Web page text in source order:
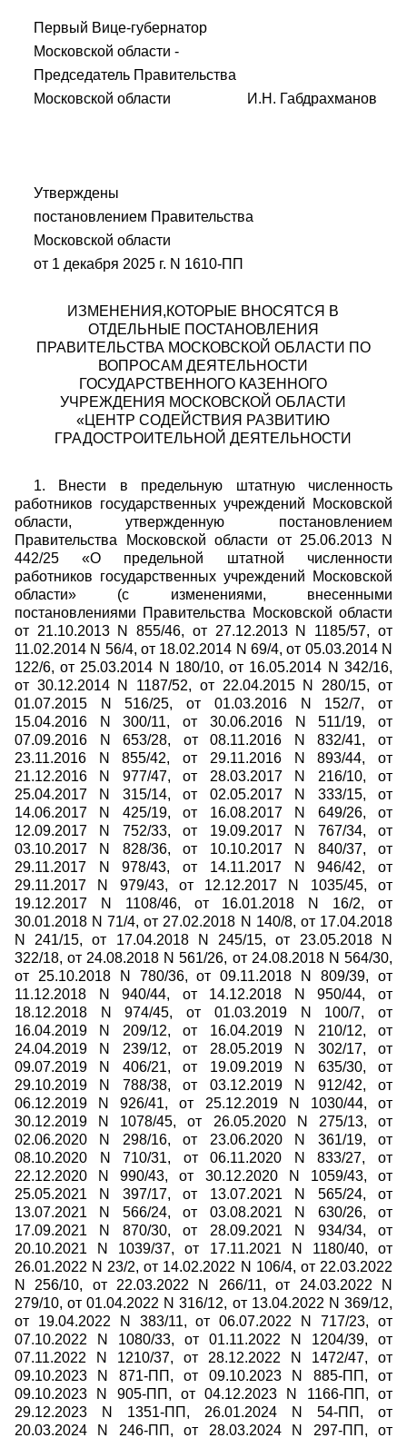
Первый Вице-губернатор
Московской области -
Председатель Правительства
Московской области И.Н. Габдрахманов
Утверждены
постановлением Правительства
Московской области
от 1 декабря 2025 г. N 1610-ПП
ИЗМЕНЕНИЯ,КОТОРЫЕ ВНОСЯТСЯ В
ОТДЕЛЬНЫЕ ПОСТАНОВЛЕНИЯ
ПРАВИТЕЛЬСТВА МОСКОВСКОЙ ОБЛАСТИ ПО
ВОПРОСАМ ДЕЯТЕЛЬНОСТИ
ГОСУДАРСТВЕННОГО КАЗЕННОГО
УЧРЕЖДЕНИЯ МОСКОВСКОЙ ОБЛАСТИ
«ЦЕНТР СОДЕЙСТВИЯ РАЗВИТИЮ
ГРАДОСТРОИТЕЛЬНОЙ ДЕЯТЕЛЬНОСТИ
1. Внести в предельную штатную численность
работников государственных учреждений Московской
области, утвержденную постановлением
Правительства Московской области от 25.06.2013 N
442/25 «О предельной штатной численности
работников государственных учреждений Московской
области» (с изменениями, внесенными
постановлениями Правительства Московской области
от 21.10.2013 N 855/46, от 27.12.2013 N 1185/57, от
11.02.2014 N 56/4, от 18.02.2014 N 69/4, от 05.03.2014 N
122/6, от 25.03.2014 N 180/10, от 16.05.2014 N 342/16,
от 30.12.2014 N 1187/52, от 22.04.2015 N 280/15, от
01.07.2015 N 516/25, от 01.03.2016 N 152/7, от
15.04.2016 N 300/11, от 30.06.2016 N 511/19, от
07.09.2016 N 653/28, от 08.11.2016 N 832/41, от
23.11.2016 N 855/42, от 29.11.2016 N 893/44, от
21.12.2016 N 977/47, от 28.03.2017 N 216/10, от
25.04.2017 N 315/14, от 02.05.2017 N 333/15, от
14.06.2017 N 425/19, от 16.08.2017 N 649/26, от
12.09.2017 N 752/33, от 19.09.2017 N 767/34, от
03.10.2017 N 828/36, от 10.10.2017 N 840/37, от
29.11.2017 N 978/43, от 14.11.2017 N 946/42, от
29.11.2017 N 979/43, от 12.12.2017 N 1035/45, от
19.12.2017 N 1108/46, от 16.01.2018 N 16/2, от
30.01.2018 N 71/4, от 27.02.2018 N 140/8, от 17.04.2018
N 241/15, от 17.04.2018 N 245/15, от 23.05.2018 N
322/18, от 24.08.2018 N 561/26, от 24.08.2018 N 564/30,
от 25.10.2018 N 780/36, от 09.11.2018 N 809/39, от
11.12.2018 N 940/44, от 14.12.2018 N 950/44, от
18.12.2018 N 974/45, от 01.03.2019 N 100/7, от
16.04.2019 N 209/12, от 16.04.2019 N 210/12, от
24.04.2019 N 239/12, от 28.05.2019 N 302/17, от
09.07.2019 N 406/21, от 19.09.2019 N 635/30, от
29.10.2019 N 788/38, от 03.12.2019 N 912/42, от
06.12.2019 N 926/41, от 25.12.2019 N 1030/44, от
30.12.2019 N 1078/45, от 26.05.2020 N 275/13, от
02.06.2020 N 298/16, от 23.06.2020 N 361/19, от
08.10.2020 N 710/31, от 06.11.2020 N 833/27, от
22.12.2020 N 990/43, от 30.12.2020 N 1059/43, от
25.05.2021 N 397/17, от 13.07.2021 N 565/24, от
13.07.2021 N 566/24, от 03.08.2021 N 630/26, от
17.09.2021 N 870/30, от 28.09.2021 N 934/34, от
20.10.2021 N 1039/37, от 17.11.2021 N 1180/40, от
26.01.2022 N 23/2, от 14.02.2022 N 106/4, от 22.03.2022
N 256/10, от 22.03.2022 N 266/11, от 24.03.2022 N
279/10, от 01.04.2022 N 316/12, от 13.04.2022 N 369/12,
от 19.04.2022 N 383/11, от 06.07.2022 N 717/23, от
07.10.2022 N 1080/33, от 01.11.2022 N 1204/39, от
07.11.2022 N 1210/37, от 28.12.2022 N 1472/47, от
09.10.2023 N 871-ПП, от 09.10.2023 N 885-ПП, от
09.10.2023 N 905-ПП, от 04.12.2023 N 1166-ПП, от
29.12.2023 N 1351-ПП, 26.01.2024 N 54-ПП, от
20.03.2024 N 246-ПП, от 28.03.2024 N 297-ПП, от